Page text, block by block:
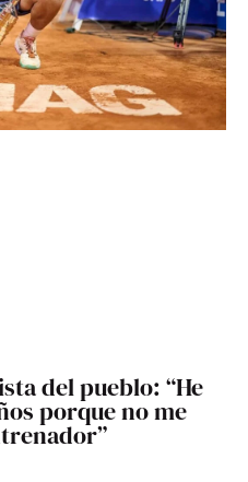
del pueblo: “He
porque no me